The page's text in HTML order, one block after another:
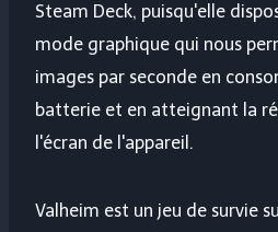
Steam Deck, puisqu'elle
mode graphique qui nous
images par seconde en
batterie et en atteignant la
l'écran de l'appareil.
Valheim est un jeu de survie